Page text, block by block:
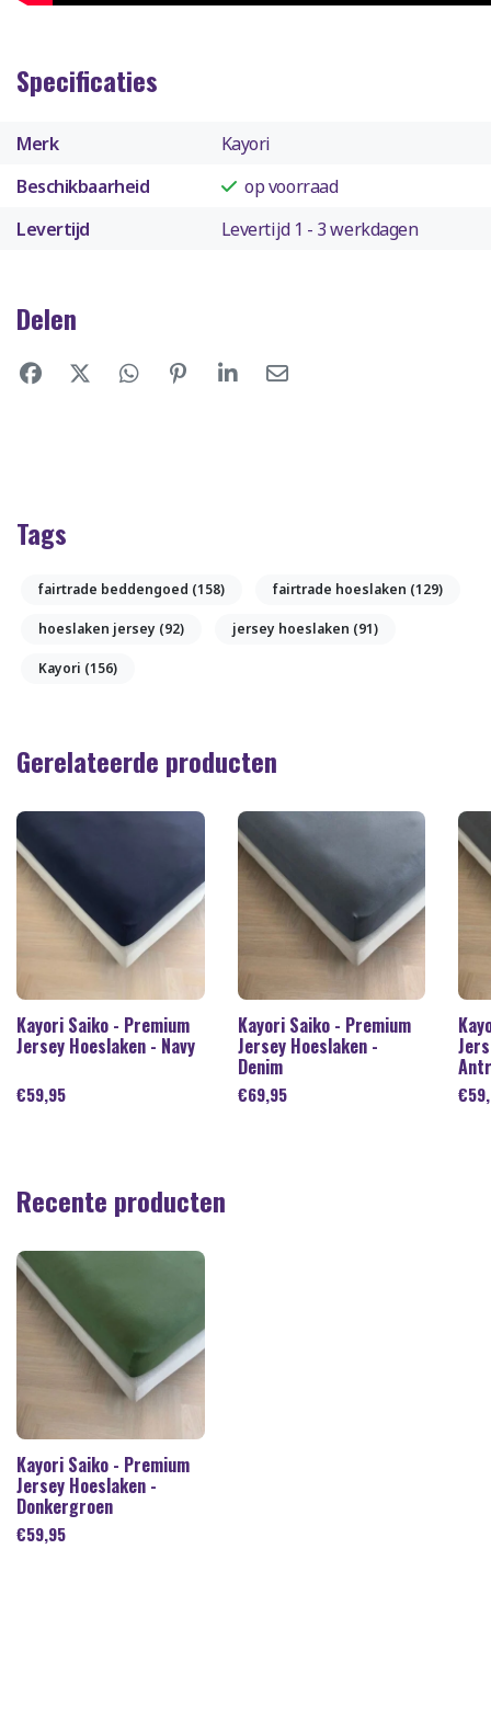
Specificaties
Merk
Kayori
Beschikbaarheid
op voorraad
Levertijd
Levertijd 1 - 3 werkdagen
Delen
Tags
fairtrade beddengoed (158) fairtrade hoeslaken (129)
hoeslaken jersey (92) jersey hoeslaken (91)
Kayori (156)
Gerelateerde producten
Kayori Saiko - Premium
Jersey Hoeslaken - Navy
€59,95
Kayori Saiko - Premium
Jersey Hoeslaken -
Denim
€69,95 €
Recente producten
Kayori Saiko - Premium
Jersey Hoeslaken -
Donkergroen
€59,95